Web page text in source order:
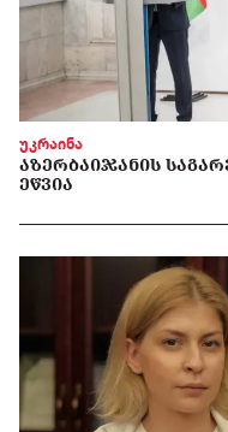
უკრაინა
ᲐᲖᲔᲠᲑᲐᲘᲯᲐᲜᲘᲡ
ᲔᲬᲕᲘᲐ